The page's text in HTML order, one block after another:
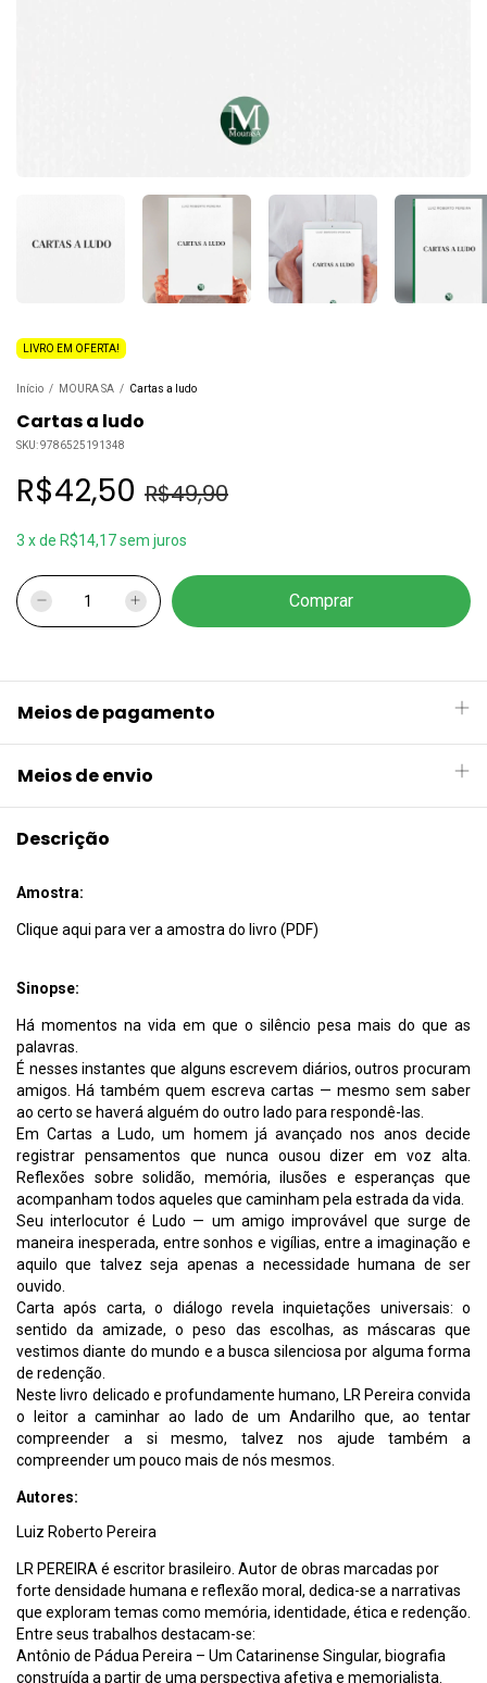
LIVRO EM OFERTA!
Início / MOURA SA / Cartas a ludo
Cartas a ludo
SKU:9786525191348
R$42,50 R$49,90
3 xde R$14,17sem juros
Meios de pagamento
Meios de envio
Descrição
Amostra:
Clique aqui para ver a amostra do livro (PDF)
Sinopse:
Há momentos na vida em que o silêncio pesa mais do que as
palavras.
É nesses instantes que alguns escrevem diários, outros procuram
amigos. Há também quem escreva cartas — mesmo sem saber
ao certo se haverá alguém do outro lado para respondê-las.
Em Cartas a Ludo, um homem já avançado nos anos decide
registrar pensamentos que nunca ousou dizer em voz alta.
Reflexões sobre solidão, memória, ilusões e esperanças que
acompanham todos aqueles que caminham pela estrada da vida.
Seu interlocutor é Ludo — um amigo improvável que surge de
maneira inesperada, entre sonhos e vigílias, entre a imaginação e
aquilo que talvez seja apenas a necessidade humana de ser
ouvido.
Carta após carta, o diálogo revela inquietações universais: o
sentido da amizade, o peso das escolhas, as máscaras que
vestimos diante do mundo e a busca silenciosa por alguma forma
de redenção.
Neste livro delicado e profundamente humano, LR Pereira convida
o leitor a caminhar ao lado de um Andarilho que, ao tentar
compreender a si mesmo, talvez nos ajude também a
compreender um pouco mais de nós mesmos.
Autores:
Luiz Roberto Pereira
LR PEREIRA é escritor brasileiro. Autor de obras marcadas por
forte densidade humana e reflexão moral, dedica-se a narrativas
que exploram temas como memória, identidade, ética e redenção.
Entre seus trabalhos destacam-se:
Antônio de Pádua Pereira – Um Catarinense Singular, biografia
construída a partir de uma perspectiva afetiva e memorialista.